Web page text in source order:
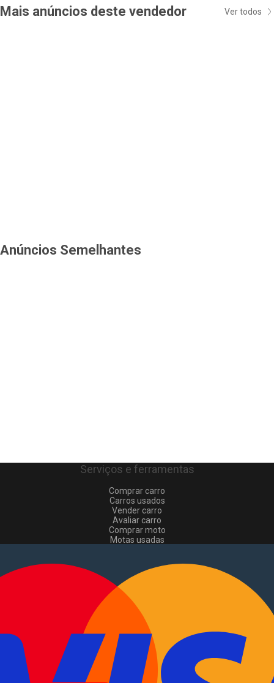
Mais anúncios deste vendedor Ver todos
Anúncios Semelhantes
Serviços e ferramentas
Comprar carro
Carros usados
Vender carro
Avaliar carro
Comprar moto
Motas usadas
Comerciais usados
Vender comerciais
Informações
Como comprar e vender
Pacotes de anúncios
Verificar VIN e matrícula
Sitemap
EN
Sobre Nós